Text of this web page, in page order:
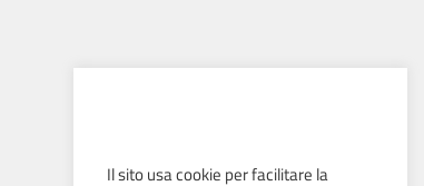
Il sito usa cookie per facilitare la